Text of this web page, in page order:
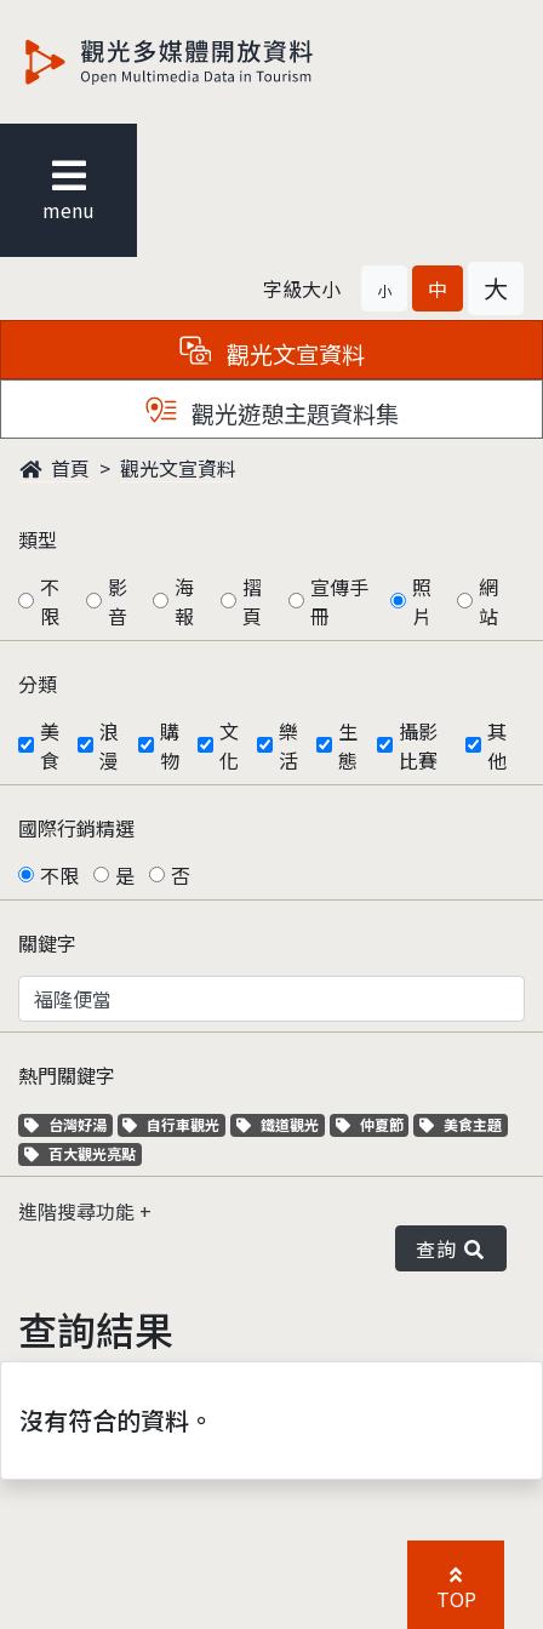
menu
字級大小 小 中 大
觀光文宣資料
觀光遊憩主題資料集
首頁 觀光文宣資料
類型
不
限
影
音
海
報
摺
頁
宣傳手
冊
照
片
網
站
分類
美
食
浪
漫
購
物
文
化
樂
活
生
態
攝影
比賽
其
他
國際行銷精選
不限
是 否
關鍵字
熱門關鍵字
關鍵字標籤
台灣好湯 關鍵字標籤
自行車觀光 關鍵字標籤
鐵道觀光 關鍵字標籤
仲夏節 關鍵字標籤
美食主題
關鍵字標籤
百大觀光亮點
進階搜尋功能
查詢
查詢結果
沒有符合的資料。
TOP